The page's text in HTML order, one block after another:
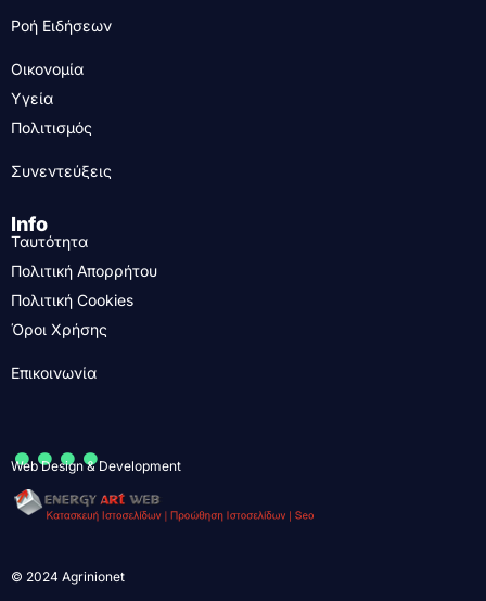
Ροή Ειδήσεων
Οικονομία
Υγεία
Πολιτισμός
Συνεντεύξεις
Info
Ταυτότητα
Πολιτική Απορρήτου
Πολιτική Cookies
Όροι Χρήσης
Επικοινωνία
....
Web Design & Development
© 2024 Agrinionet